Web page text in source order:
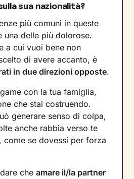
sua nazionalità?
più comuni in queste
una delle più dolorose.
a cui vuoi bene non
di avere accanto, è
in due direzioni opposte.
con la tua famiglia,
che stai costruendo.
generare senso di colpa,
anche rabbia verso te
come se dovessi per forza
cheamare il/la partner